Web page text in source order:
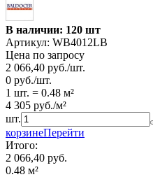
В наличии: 120 шт
Артикул: WB4012LB
Цена по запросу
2 066,40 руб./шт.
0 руб./шт.
1 шт. = 0.48 м²
4 305 руб./м²
шт.
корзинеПерейти
Итого:
2 066,40 руб.
0.48 м²